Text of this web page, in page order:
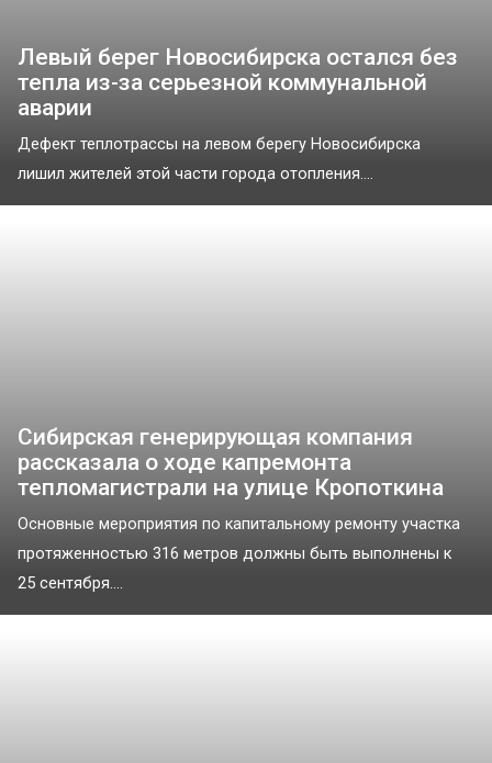
Левый берег Новосибирска остался без
тепла из-за серьезной коммунальной
аварии
Дефект теплотрассы на левом берегу Новосибирска
лишил жителей этой части города отопления....
Сибирская генерирующая компания
рассказала о ходе капремонта
тепломагистрали на улице Кропоткина
Основные мероприятия по капитальному ремонту участка
протяженностью 316 метров должны быть выполнены к
25 сентября....